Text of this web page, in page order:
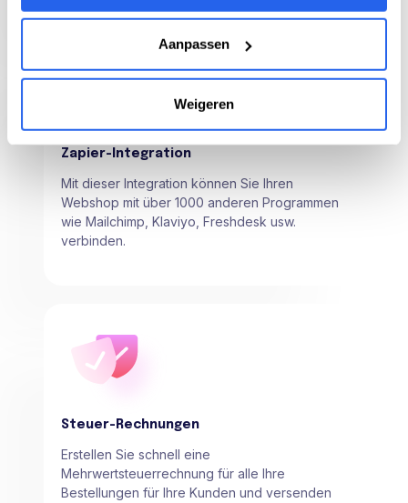
Aanpassen
Weigeren
Zapier-Integration
Mit dieser Integration können Sie Ihren
Webshop mit über 1000 anderen Programmen
wie Mailchimp, Klaviyo, Freshdesk usw.
verbinden.
Steuer-Rechnungen
Erstellen Sie schnell eine
Mehrwertsteuerrechnung für alle Ihre
Bestellungen für Ihre Kunden und versenden